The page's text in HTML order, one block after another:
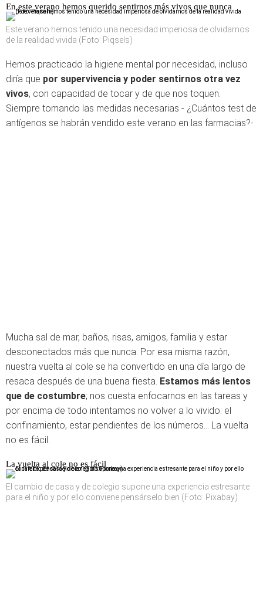
En este verano hemos querido sentirnos más vivos que nunca
Este verano hemos tenido una necesidad imperiosa de olvidarnos
de la realidad vivida (Foto: Piqsels)
Hemos practicado la higiene mental por necesidad, incluso
diría que por supervivencia y poder sentirnos otra vez
vivos, con capacidad de tocar y de que nos toquen.
Siempre tomando las medidas necesarias - ¿Cuántos test de
antígenos se habrán vendido este verano en las farmacias?-
Mucha sal de mar, baños, risas, amigos, familia y estar
desconectados más que nunca. Por esa misma razón,
nuestra vuelta al cole se ha convertido en una día largo de
resaca después de una buena fiesta. Estamos más lentos
que de costumbre; nos cuesta enfocarnos en las tareas y
por encima de todo intentamos no volver a lo vivido: el
confinamiento, estar pendientes de los números… La vuelta
no es fácil.
La vuelta al cole no es fácil
El cambio de casa y de colegio supone una experiencia estresante
para el niño y por ello conviene pensárselo bien (Foto: Pixabay)